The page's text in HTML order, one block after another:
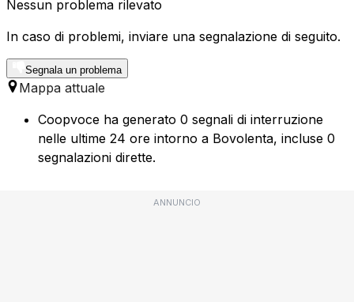
Nessun problema rilevato
In caso di problemi, inviare una segnalazione di seguito.
Segnala un problema
Mappa attuale
Coopvoce ha generato 0 segnali di interruzione
nelle ultime 24 ore intorno a Bovolenta, incluse 0
segnalazioni dirette.
ANNUNCIO